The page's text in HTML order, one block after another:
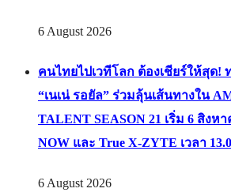
6 August 2026
คนไทยไปเวทีโลก ต้องเชียร์ให้สุด!
“เนเน่ รอยัล” ร่วมลุ้นเส้นทางใน
TALENT SEASON 21 เริ่ม 6 สิงห
NOW และ True X-ZYTE เวลา
6 August 2026